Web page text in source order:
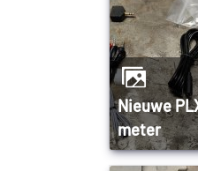
Nieuwe PLX air fuel
meter